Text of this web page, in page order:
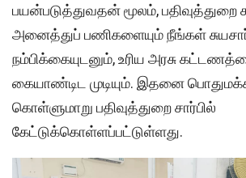
பயன்படுத்துவதன் மூலம், பதிவுத்துறை
அனைத்துப் பணிகளையும் நீங்கள்
நம்பிக்கையுடனும், உரிய அரசு
கையாண்டிட முடியும். இதனை
கொள்ளுமாறு பதிவுத்துறை சார்பில்
கேட்டுக்கொள்ளப்பட்டுள்ளது.